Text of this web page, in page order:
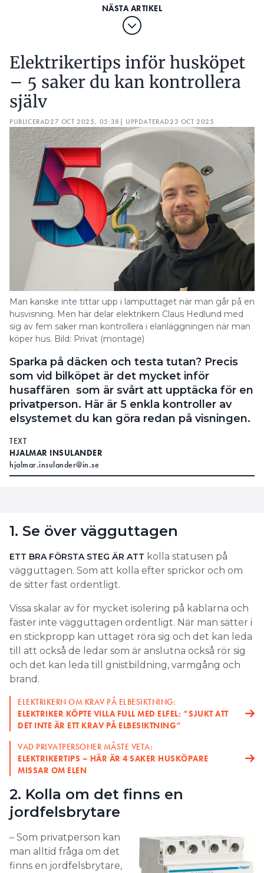
Elektrikertips inför husköpet
– 5 saker du kan kontrollera
själv
PUBLICERAD27 OCT 2025, 05:38 | UPPDATERAD23 OCT 2025
Man kanske inte tittar upp i lamputtaget när man går på en
husvisning. Men här delar elektrikern Claus Hedlund med
sig av fem saker man kontrollera i elanläggningen när man
köper hus. Bild: Privat (montage)
Sparka på däcken och testa tutan? Precis
som vid bilköpet är det mycket inför
husaffären som är svårt att upptäcka för en
privatperson. Här är 5 enkla kontroller av
elsystemet du kan göra redan på visningen.
TEXT
HJALMAR INSULANDER
hjalmar.insulander@in.se
1. Se över vägguttagen
ETT BRA FÖRSTA STEG ÄR ATT kolla statusen på
vägguttagen. Som att kolla efter sprickor och om
de sitter fast ordentligt.
Vissa skalar av för mycket isolering på kablarna och
fäster inte vägguttagen ordentligt. När man sätter i
en stickpropp kan uttaget röra sig och det kan leda
till att också de ledar som är anslutna också rör sig
och det kan leda till gnistbildning, varmgång och
brand.
ELEKTRIKERN OM KRAV PÅ ELBESIKTNING:
ELEKTRIKER KÖPTE VILLA FULL MED ELFEL: ”SJUKT ATT
DET INTE ÄR ETT KRAV PÅ ELBESIKTNING”
VAD PRIVATPERSONER MÅSTE VETA:
ELEKTRIKERTIPS – HÄR ÄR 4 SAKER HUSKÖPARE
MISSAR OM ELEN
2. Kolla om det finns en
jordfelsbrytare
– Som privatperson kan
man alltid fråga om det
finns en jordfelsbrytare,